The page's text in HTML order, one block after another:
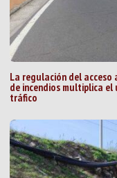
La regulación del acceso
de incendios multiplica
tráfico